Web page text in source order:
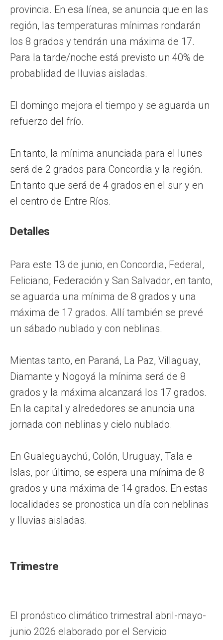
provincia. En esa línea, se anuncia que en las
región, las temperaturas mínimas rondarán
los 8 grados y tendrán una máxima de 17.
Para la tarde/noche está previsto un 40% de
probablidad de lluvias aisladas.
El domingo mejora el tiempo y se aguarda un
refuerzo del frío.
En tanto, la mínima anunciada para el lunes
será de 2 grados para Concordia y la región.
En tanto que será de 4 grados en el sur y en
el centro de Entre Ríos.
Detalles
Para este 13 de junio, en Concordia, Federal,
Feliciano, Federación y San Salvador, en tanto,
se aguarda una mínima de 8 grados y una
máxima de 17 grados. Allí también se prevé
un sábado nublado y con neblinas.
Mientas tanto, en Paraná, La Paz, Villaguay,
Diamante y Nogoyá la mínima será de 8
grados y la máxima alcanzará los 17 grados.
En la capital y alrededores se anuncia una
jornada con neblinas y cielo nublado.
En Gualeguaychú, Colón, Uruguay, Tala e
Islas, por último, se espera una mínima de 8
grados y una máxima de 14 grados. En estas
localidades se pronostica un día con neblinas
y lluvias aisladas.
Trimestre
El pronóstico climático trimestral abril-mayo-
junio 2026 elaborado por el Servicio